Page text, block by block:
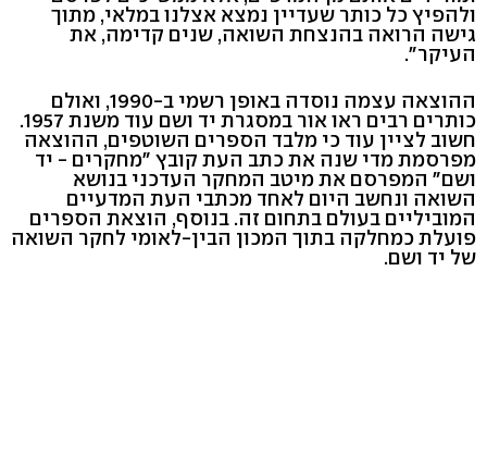
ולהפיץ כל כותר שעדיין נמצא אצלנו במלאי, מתוך
גישה הרואה בהנצחת השואה, שנים קדימה, את
העיקר".
ההוצאה עצמה נוסדה באופן רשמי ב-1990, ואולם
כותרים רבים ראו אור במסגרת יד ושם עוד משנת 1957.
חשוב לציין עוד כי מלבד הספרים השוטפים, ההוצאה
מפרסמת מדי שנה את כתב העת קובץ "מחקרים - יד
ושם" המפרסם את מיטב המחקר העדכני בנושא
השואה ונחשב היום לאחד מכתבי העת המדעיים
המוביליים בעולם בתחום זה. בנוסף, הוצאת הספרים
פועלת כמחלקה בתוך המכון הבין-לאומי לחקר השואה
של יד ושם.